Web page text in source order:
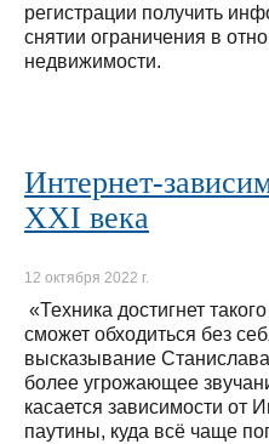
регистрации получить
снятии ограничения в
недвижимости.
Интернет-
XXI века
12 октября 2022 г.
«Техника достигнет
сможет обходиться без
высказывание
более угрожающее
касается зависимости от
паутины, куда всё чаще